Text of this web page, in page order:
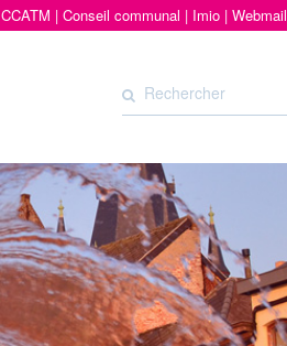
CCATM | Conseil communal | Imio | Webmail